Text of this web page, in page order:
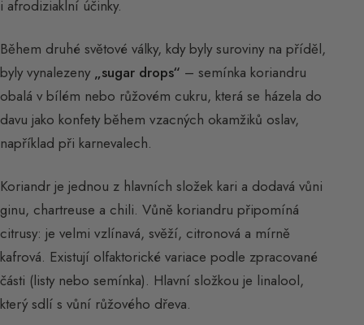
i afrodiziaklní účinky.
Během druhé světové války, kdy byly suroviny na příděl,
byly vynalezeny „sugar drops“ – semínka koriandru
obalá v bílém nebo růžovém cukru, která se házela do
davu jako konfety během vzacných okamžiků oslav,
například při karnevalech.
Koriandr je jednou z hlavních složek kari a dodavá vůni
ginu, chartreuse a chili. Vůně koriandru připomíná
citrusy: je velmi vzlínavá, svěží, citronová a mírně
kafrová. Existují olfaktorické variace podle zpracované
části (listy nebo semínka). Hlavní složkou je linalool,
který sdlí s vůní růžového dřeva.